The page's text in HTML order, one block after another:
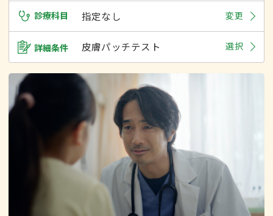
診療科目 指定なし 変更
詳細条件 皮膚パッチテスト 選択